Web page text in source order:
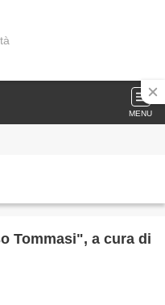
MENU
Tommasi", a cura di